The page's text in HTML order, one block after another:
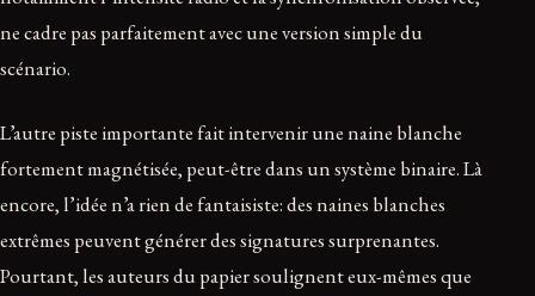
ne cadre pas parfaitement avec une version simple du
scénario.
L’autre piste importante fait intervenir une naine blanche
fortement magnétisée, peut-être dans un système binaire. Là
encore, l’idée n’a rien de fantaisiste: des naines blanches
extrêmes peuvent générer des signatures surprenantes.
Pourtant, les auteurs du papier soulignent eux-mêmes que